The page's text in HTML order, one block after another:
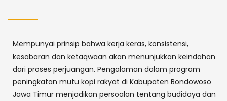
Mempunyai prinsip bahwa kerja keras, konsistensi,
kesabaran dan ketaqwaan akan menunjukkan keindahan
dari proses perjuangan. Pengalaman dalam program
peningkatan mutu kopi rakyat di Kabupaten Bondowoso
Jawa Timur menjadikan persoalan tentang budidaya dan